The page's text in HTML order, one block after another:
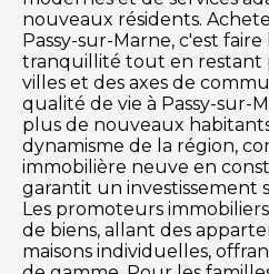
nouveaux résidents.
Passy-sur-Marne, c'est
tranquillité tout en restant
villes et des axes de
qualité de vie à Passy-sur-
plus de nouveaux
dynamisme de la région,
immobilière neuve en
garantit un investissement
Les promoteurs
de biens, allant des
maisons individuelles,